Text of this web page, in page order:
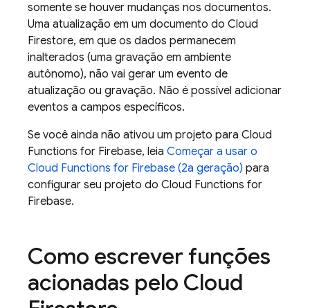
somente se houver mudanças nos documentos.
Uma atualização em um documento do Cloud
Firestore, em que os dados permanecem
inalterados (uma gravação em ambiente
autônomo), não vai gerar um evento de
atualização ou gravação. Não é possível adicionar
eventos a campos específicos.
Se você ainda não ativou um projeto para Cloud
Functions for Firebase, leia Começar a usar o
Cloud Functions for Firebase (2a geração) para
configurar seu projeto do Cloud Functions for
Firebase.
Como escrever funções
acionadas pelo Cloud